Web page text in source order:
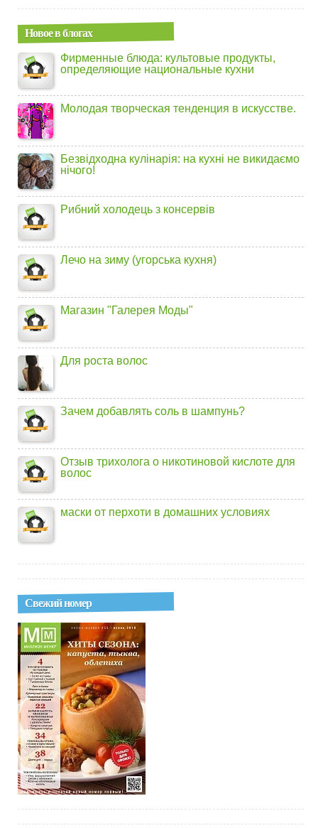
Новое в блогах
Фирменные блюда: культовые продукты,
определяющие национальные кухни
Молодая творческая тенденция в искусстве.
Безвідходна кулінарія: на кухні не викидаємо
нічого!
Рибний холодець з консервів
Лечо на зиму (угорська кухня)
Магазин "Галерея Моды"
Для роста волос
Зачем добавлять соль в шампунь?
Отзыв трихолога о никотиновой кислоте для
волос
маски от перхоти в домашних условиях
Свежий номер